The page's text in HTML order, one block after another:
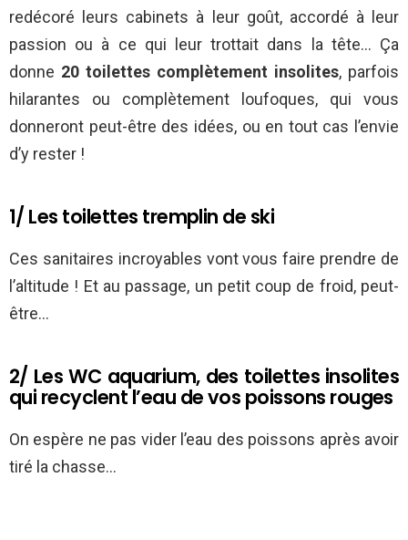
redécoré leurs cabinets à leur goût, accordé à leur
passion ou à ce qui leur trottait dans la tête… Ça
donne 20 toilettes complètement insolites, parfois
hilarantes ou complètement loufoques, qui vous
donneront peut-être des idées, ou en tout cas l’envie
d’y rester !
1/ Les toilettes tremplin de ski
Ces sanitaires incroyables vont vous faire prendre de
l’altitude ! Et au passage, un petit coup de froid, peut-
être…
2/ Les WC aquarium, des toilettes insolites
qui recyclent l’eau de vos poissons rouges
On espère ne pas vider l’eau des poissons après avoir
tiré la chasse…